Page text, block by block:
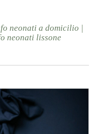
neonati a domicilio |
neonati lissone